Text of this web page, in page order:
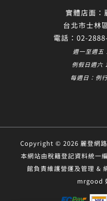
實體店面：
台北市士林
電話：02-
週一至週五
例假日週六
每週日：例
Copyright © 2026 麗登網
本網站由稅籍登記資料統一
館負責維護營運及管理 &
mrgood